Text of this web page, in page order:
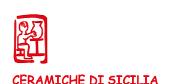
CERAMICHE DI SICILIA